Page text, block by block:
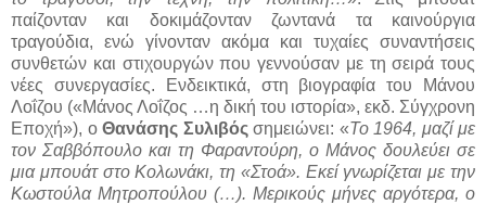
παίζονταν και δοκιμάζονταν ζωντανά τα καινούργια
τραγούδια, ενώ γίνονταν ακόμα και τυχαίες συναντήσεις
συνθετών και στιχουργών που γεννούσαν με τη σειρά τους
νέες συνεργασίες. Ενδεικτικά, στη βιογραφία του Μάνου
Λοΐζου («Μάνος Λοΐζος …η δική του ιστορία», εκδ. Σύγχρονη
Εποχή»), ο Θανάσης Συλιβόςσημειώνει: «Το 1964, μαζί με
τον Σαββόπουλο και τη Φαραντούρη, ο Μάνος δουλεύει σε
μια μπουάτ στο Κολωνάκι, τη «Στοά». Εκεί γνωρίζεται με την
Κωστούλα Μητροπούλου (…). Μερικούς μήνες αργότερα, ο